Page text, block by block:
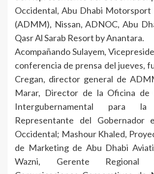
Occidental, Abu Dhabi Motorsport
(ADMM), Nissan, ADNOC, Abu
Qasr Al Sarab Resort by Anantara.
Acompañando Sulayem,
conferencia de prensa del jueves,
Cregan, director general de
Marar, Director de la Oficina de
Intergubernamental para
Representante del Gobernador
Occidental; Mashour Khaled,
de Marketing de Abu Dhabi
Wazni, Gerente Regional